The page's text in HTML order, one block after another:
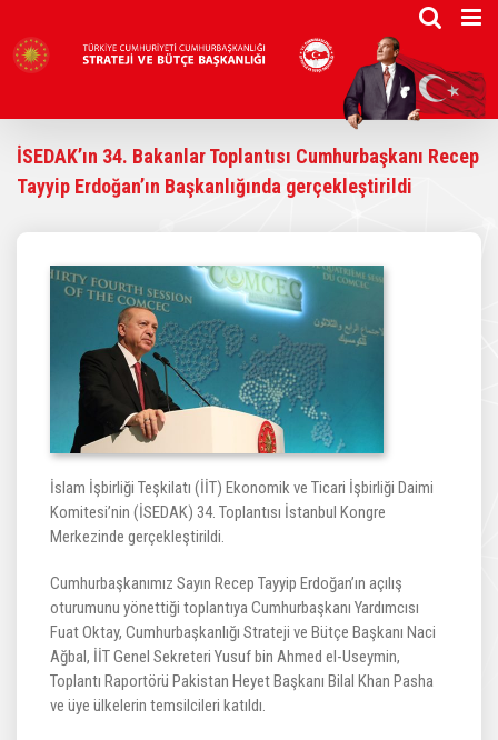
content
İSEDAK’ın 34. Bakanlar Toplantısı Cumhurbaşkanı Recep
Tayyip Erdoğan’ın Başkanlığında gerçekleştirildi
İslam İşbirliği Teşkilatı (İİT) Ekonomik ve Ticari İşbirliği Daimi
Komitesi’nin (İSEDAK) 34. Toplantısı İstanbul Kongre
Merkezinde gerçekleştirildi.
Cumhurbaşkanımız Sayın Recep Tayyip Erdoğan’ın açılış
oturumunu yönettiği toplantıya Cumhurbaşkanı Yardımcısı
Fuat Oktay, Cumhurbaşkanlığı Strateji ve Bütçe Başkanı Naci
Ağbal, İİT Genel Sekreteri Yusuf bin Ahmed el-Useymin,
Toplantı Raportörü Pakistan Heyet Başkanı Bilal Khan Pasha
ve üye ülkelerin temsilcileri katıldı.